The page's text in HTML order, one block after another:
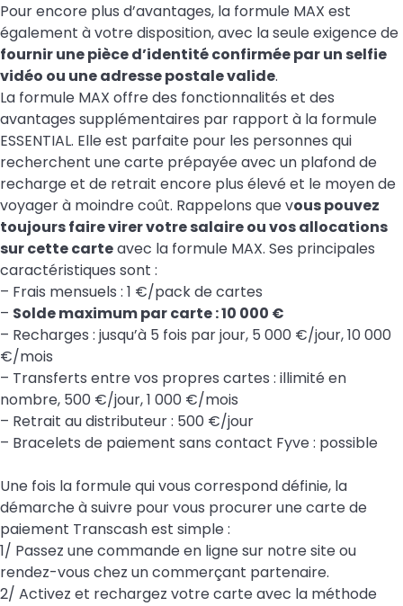
Pour encore plus d’avantages, la formule MAX est
également à votre disposition, avec la seule exigence de
fournir une pièce d’identité confirmée par un selfie
vidéo ou une adresse postale valide.
La formule MAX offre des fonctionnalités et des
avantages supplémentaires par rapport à la formule
ESSENTIAL. Elle est parfaite pour les personnes qui
recherchent une carte prépayée avec un plafond de
recharge et de retrait encore plus élevé et le moyen de
voyager à moindre coût. Rappelons que vous pouvez
toujours faire virer votre salaire ou vos allocations
sur cette carteavec la formule MAX. Ses principales
caractéristiques sont :
– Frais mensuels : 1 €/pack de cartes
– Solde maximum par carte : 10 000 €
– Recharges : jusqu’à 5 fois par jour, 5 000 €/jour, 10 000
€/mois
– Transferts entre vos propres cartes : illimité en
nombre, 500 €/jour, 1 000 €/mois
– Retrait au distributeur : 500 €/jour
– Bracelets de paiement sans contact Fyve : possible
Une fois la formule qui vous correspond définie, la
démarche à suivre pour vous procurer une carte de
paiement Transcash est simple :
1/ Passez une commande en ligne sur notre site ou
rendez-vous chez un commerçant partenaire.
2/ Activez et rechargez votre carte avec la méthode